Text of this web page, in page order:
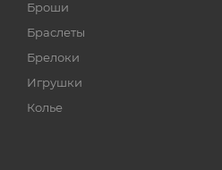
Броши
Браслеты
Брелоки
Игрушки
Колье